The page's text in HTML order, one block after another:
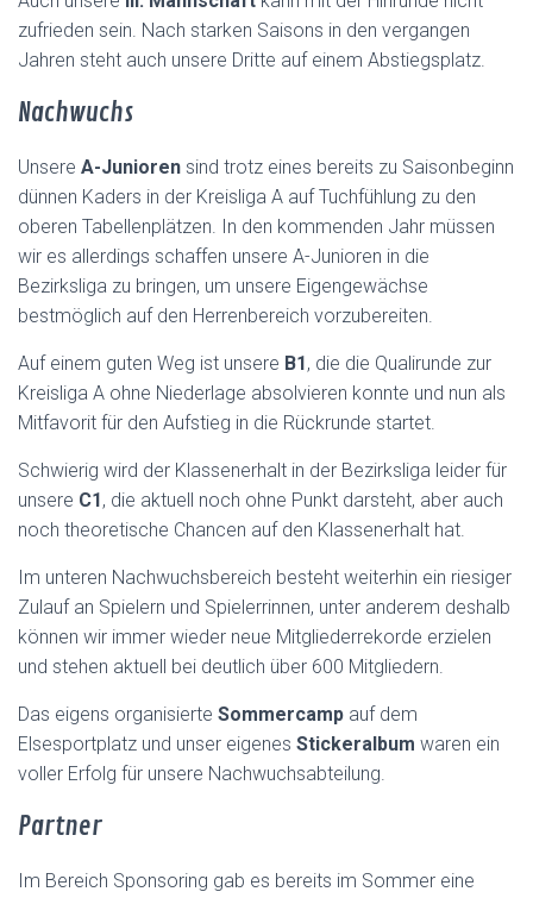
zufrieden sein. Nach starken Saisons in den vergangen
Jahren steht auch unsere Dritte auf einem Abstiegsplatz.
Nachwuchs
Unsere A-Junioren sind trotz eines bereits zu Saisonbeginn
dünnen Kaders in der Kreisliga A auf Tuchfühlung zu den
oberen Tabellenplätzen. In den kommenden Jahr müssen
wir es allerdings schaffen unsere A-Junioren in die
Bezirksliga zu bringen, um unsere Eigengewächse
bestmöglich auf den Herrenbereich vorzubereiten.
Auf einem guten Weg ist unsere B1, die die Qualirunde zur
Kreisliga A ohne Niederlage absolvieren konnte und nun als
Mitfavorit für den Aufstieg in die Rückrunde startet.
Schwierig wird der Klassenerhalt in der Bezirksliga leider für
unsere C1, die aktuell noch ohne Punkt darsteht, aber auch
noch theoretische Chancen auf den Klassenerhalt hat.
Im unteren Nachwuchsbereich besteht weiterhin ein riesiger
Zulauf an Spielern und Spielerrinnen, unter anderem deshalb
können wir immer wieder neue Mitgliederrekorde erzielen
und stehen aktuell bei deutlich über 600 Mitgliedern.
Das eigens organisierte Sommercamp auf dem
Elsesportplatz und unser eigenes Stickeralbum waren ein
voller Erfolg für unsere Nachwuchsabteilung.
Partner
Im Bereich Sponsoring gab es bereits im Sommer eine